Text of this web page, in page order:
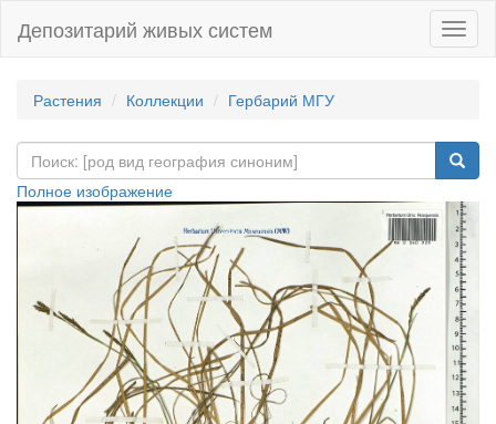
Депозитарий живых систем
Растения Коллекции Гербарий МГУ
Полное изображение